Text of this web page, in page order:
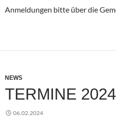
Anmeldungen bitte über die
NEWS
TERMINE 2024
06.02.2024